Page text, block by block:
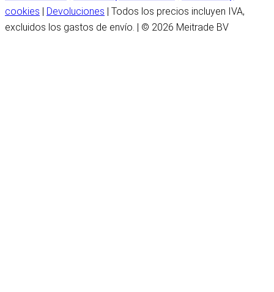
cookies
Devoluciones | Todos los precios incluyen IVA,
excluidos los gastos de envío. | © 2026 Meitrade BV